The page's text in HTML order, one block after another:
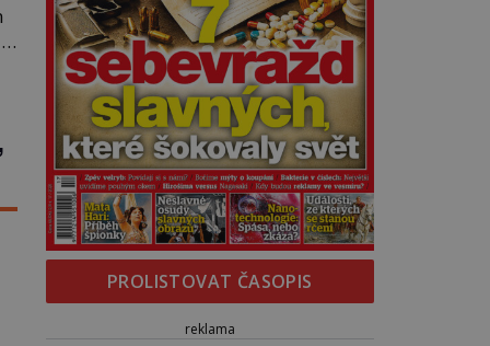
PROLISTOVAT ČASOPIS
reklama